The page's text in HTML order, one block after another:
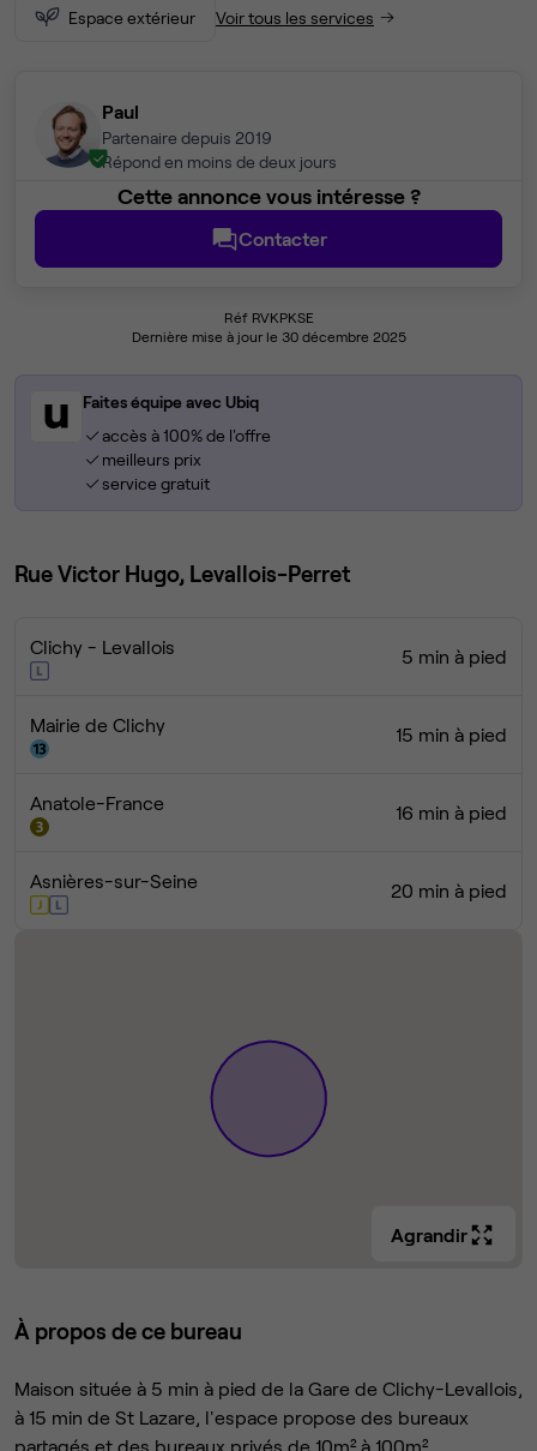
Espace extérieur Voir tous les services
Paul
Partenaire depuis 2019
Répond en moins de deux jours
Cette annonce vous intéresse ?
Contacter
Réf RVKPKSE
Dernière mise à jour le 30 décembre 2025
Faites équipe avec Ubiq
accès à 100% de l'offre
meilleurs prix
service gratuit
Rue Victor Hugo, Levallois-Perret
Clichy - Levallois 5 min à pied
Mairie de Clichy 15 min à pied
Anatole-France 16 min à pied
Asnières-sur-Seine 20 min à pied
Agrandir
À propos de ce bureau
Maison située à 5 min à pied de la Gare de Clichy-Levallois,
à 15 min de St Lazare, l'espace propose des bureaux
partagés et des bureaux privés de 10m² à 100m² .